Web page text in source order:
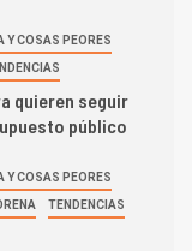
Y COSAS PEORES
quieren seguir
público
Y COSAS PEORES
TENDENCIAS